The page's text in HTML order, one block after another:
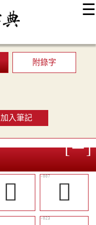
☰
附錄字
加入筆記
𠃼
𡴓